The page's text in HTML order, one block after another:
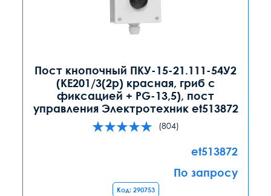
Пост кнопочный ПКУ-15-21.111-54У2
(КЕ201/3(2р) красная, гриб с
фиксацией + PG-13,5), пост
управления Электротехник et513872
(804)
et513872
По запросу
Код: 290753